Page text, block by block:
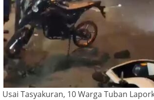
Usai Tasyakuran, 10 Warga Tuban